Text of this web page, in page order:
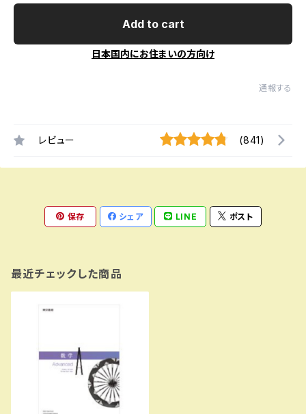
Add to cart
日本国内にお住まいの方向け
通報する
レビュー (841)
保存 シェア LINE ポスト
最近チェックした商品